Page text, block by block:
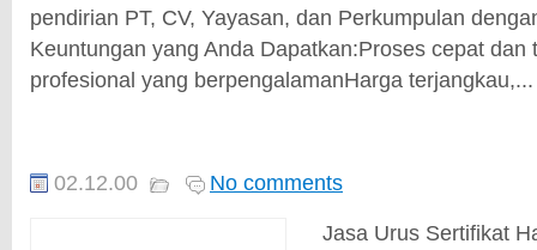
pendirian PT, CV, Yayasan, dan Perkumpulan
Keuntungan yang Anda Dapatkan:Proses cepat dan
profesional yang berpengalamanHarga terjangkau,...
02.12.00
No comments
Jasa Urus Sertifikat